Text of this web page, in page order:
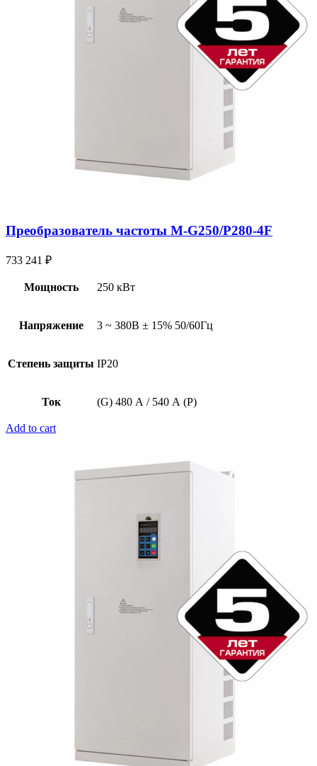
Преобразователь частоты M-G250/P280-4F
733 241 ₽
Мощность 250 кВт
Напряжение 3 ~ 380В ± 15% 50/60Гц
Степень защиты IP20
Ток (G) 480 А / 540 А (P)
Add to cart